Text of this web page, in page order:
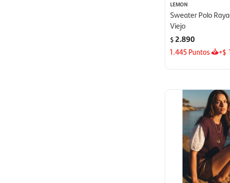
LEMON
Sweater Polo
Viejo
$2.890
1.445 Puntos +$